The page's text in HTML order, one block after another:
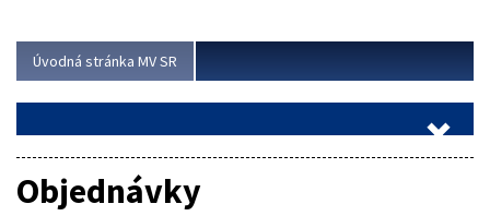
Úvodná stránka MV SR
Objednávky